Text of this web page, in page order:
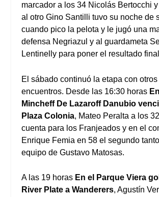
marcador a los 34 Nicolás Bertocchi
al otro Gino Santilli tuvo su noche de
cuando pico la pelota y le jugó una
defensa Negriazul y al guardameta
Lentinelly para poner el resultado
El sábado continuó la etapa con
encuentros. Desde las 16:30 horas
Mincheff De Lazaroff Danubio
Plaza Colonia, Mateo Peralta a los
cuenta para los Franjeados y en el
Enrique Femia en 58 el segundo
equipo de Gustavo Matosas.
A las 19 horas En el Parque Viera
River Plate a Wanderers, Agustín